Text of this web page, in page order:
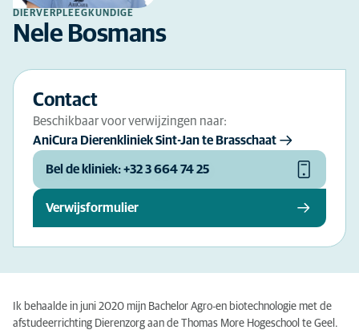
DIERVERPLEEGKUNDIGE
Nele Bosmans
Contact
Beschikbaar voor verwijzingen naar:
AniCura Dierenkliniek Sint-Jan te Brasschaat
Bel de kliniek: +32 3 664 74 25
Verwijsformulier
Ik behaalde in juni 2020 mijn Bachelor Agro-en biotechnologie met de
afstudeerrichting Dierenzorg aan de Thomas More Hogeschool te Geel.